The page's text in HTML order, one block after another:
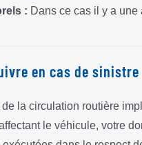
: Dans ce cas il y a
en cas de sinistre
la circulation routière
le véhicule, votre